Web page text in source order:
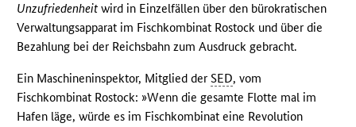
Unzufriedenheit wird in Einzelfällen über den bürokratischen
Verwaltungsapparat im Fischkombinat Rostock und über die
Bezahlung bei der Reichsbahn zum Ausdruck gebracht.
Ein Maschineninspektor, Mitglied derSED, vom
Fischkombinat Rostock: »Wenn die gesamte Flotte mal im
Hafen läge, würde es im Fischkombinat eine Revolution